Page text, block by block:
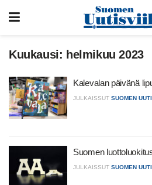
Kuukausi: helmikuu 2023
Kalevalan päivänä
JULKAISSUT SUOMEN
Suomen
JULKAISSUT SUOMEN